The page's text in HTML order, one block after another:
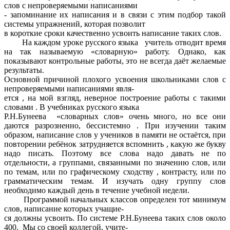
слов с непроверяемыми написаниями
- запоминание их написания и в связи с этим подбор такой
системы упражнений, которая позволит
в короткие сроки качественно усвоить написание таких слов.
На каждом уроке русского языка учитель отводит время
на так называемую «словарную» работу. Однако, как
показывают контрольные работы, это не всегда даёт желаемые
результаты.
Основной причиной плохого усвоения школьниками слов с
непроверяемыми написаниями явля-
ется , на мой взгляд, неверное построение работы с такими
словами . В учебниках русского языка
Р.Н.Бунеева «словарных слов» очень много, но все они
даются разрозненно, бессистемно . При изучении таким
образом, написание слов у учеников в памяти не остаётся, при
повторении ребёнок затрудняется вспомнить , какую же букву
надо писать. Поэтому все слова надо давать не по
отдельности, а группами, связанными по значению слов, или
по темам, или по графическому сходству , контрасту, или по
грамматическим темам. И изучать одну группу слов
необходимо каждый день в течение учебной недели.
Программой начальных классов определен тот минимум
слов, написание которых учащие-
ся должны усвоить. По системе Р.Н.Бунеева таких слов около
400. Мы со своей коллегой, учите-